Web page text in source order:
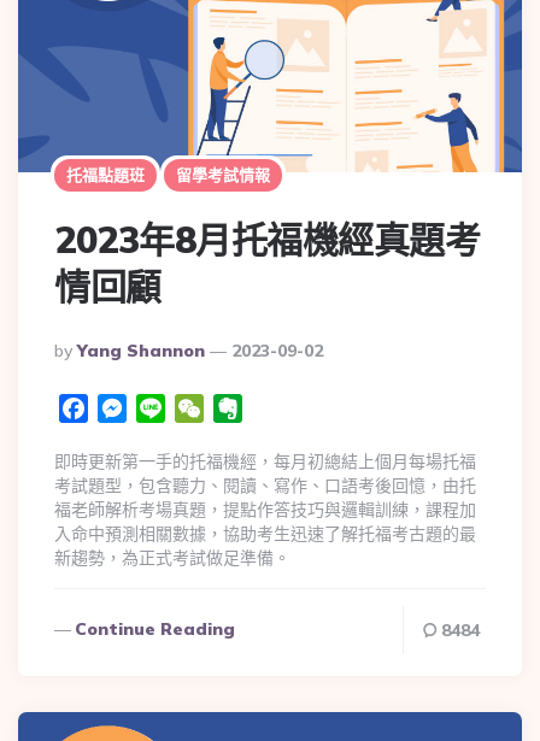
托福點題班 留學考試情報
2023年8月托福機經真題考
情回顧
By Yang Shannon 2023-09-02
FacebookMessenger
Line WeChat
即時更新第一手的托福機經，每月初總結上個月每場托福
考試題型，包含聽力、閱讀、寫作、口語考後回憶，由托
福老師解析考場真題，提點作答技巧與邏輯訓練，課程加
入命中預測相關數據，協助考生迅速了解托福考古題的最
新趨勢，為正式考試做足準備。
Continue Reading 8484